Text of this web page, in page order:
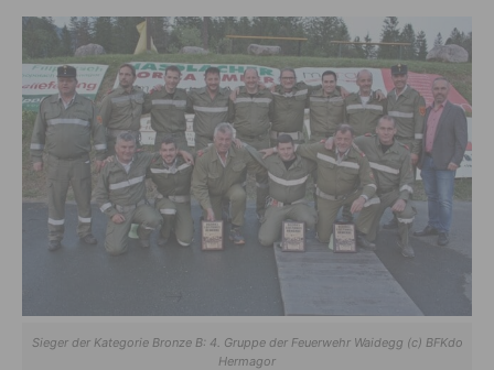
Sieger der Kategorie Bronze B: 4. Gruppe der Feuerwehr Waidegg (c) BFKdo
Hermagor